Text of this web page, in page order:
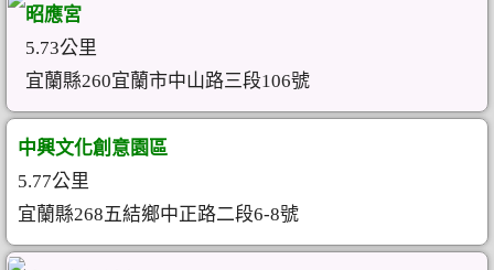
昭應宮
5.73公里
宜蘭縣260宜蘭市中山路三段106號
中興文化創意園區
5.77公里
宜蘭縣268五結鄉中正路二段6-8號